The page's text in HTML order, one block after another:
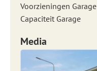
Voorzieningen Garage
Capaciteit Garage
Media